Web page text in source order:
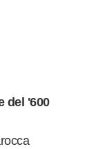
del '600